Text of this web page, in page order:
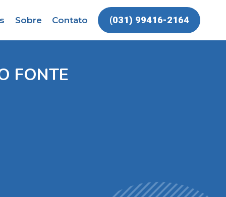
Sobre Contato (031) 99416-2164
FONTE